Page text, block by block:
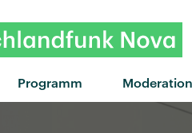
Programm Moderation
"Oxygen"